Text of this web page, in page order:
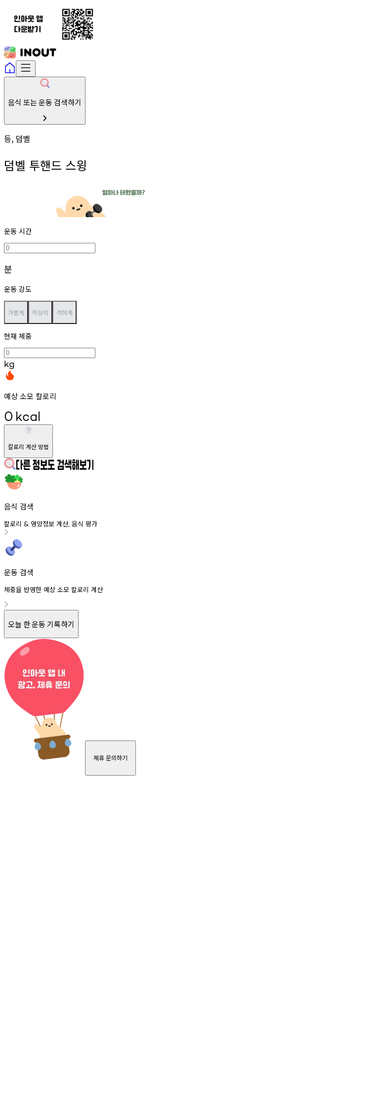
음식 또는 운동 검색하기
등, 덤벨
덤벨 투핸드 스윙
운동 시간
분
운동 강도
가볍게 적당히 격하게
현재 체중
kg
예상 소모 칼로리
0 kcal
칼로리 계산 방법
음식 검색
칼로리 & 영양정보 계산, 음식 평가
운동 검색
체중을 반영한 예상 소모 칼로리 계산
오늘 한 운동 기록하기
제휴 문의하기